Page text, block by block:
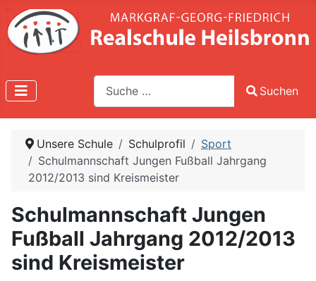
Suche
Type 2 or more characters for results.
Suchen
Unsere Schule Schulprofil
Sport
Schulmannschaft Jungen Fußball Jahrgang
2012/2013 sind Kreismeister
Schulmannschaft Jungen
Fußball Jahrgang 2012/2013
sind Kreismeister